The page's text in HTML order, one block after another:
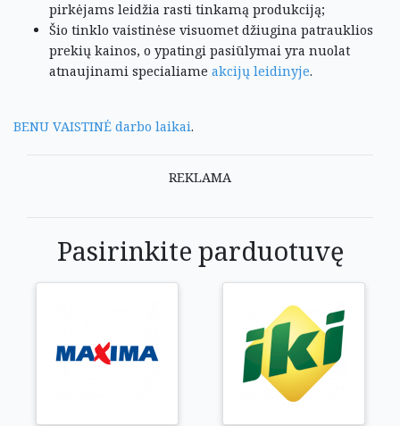
pirkėjams leidžia rasti tinkamą produkciją;
Šio tinklo vaistinėse visuomet džiugina patrauklios
prekių kainos, o ypatingi pasiūlymai yra nuolat
atnaujinami specialiame akcijų leidinyje.
BENU VAISTINĖ darbo laikai.
REKLAMA
Pasirinkite parduotuvę